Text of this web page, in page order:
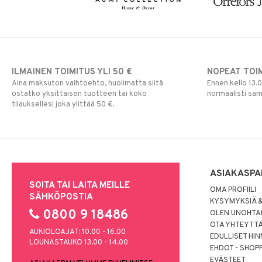
ILMAINEN TOIMITUS YLI 50 €
Aina maksuton vaihtoehto, huolimatta siitä
ostatko yksittäisen tuotteen tai koko
tilauksellesi joka ylittää 50 €.
NOPEAT
Ennen kello
normaalisti
SOITA TAI LAITA MEILLE
SÄHKÖPOSTIA
0800 9 18486
AUKIOLOAJAT: 10.00 - 16.00
LOUNASTAUKO 13.00 - 14.00
OMA PROFIILI
KYSYMYKSIÄ
OLEN
OTA
EDULLISET
EHDOT -